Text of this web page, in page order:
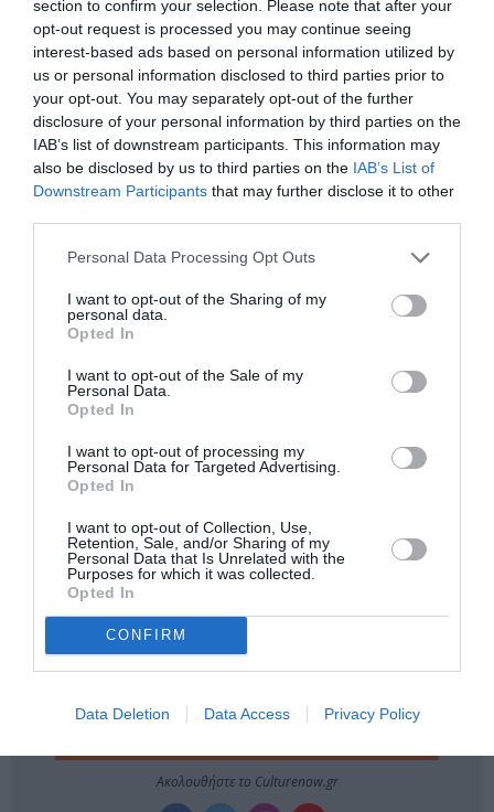
section to confirm your selection. Please note that after your
opt-out request is processed you may continue seeing
interest-based ads based on personal information utilized by
us or personal information disclosed to third parties prior to
your opt-out. You may separately opt-out of the further
disclosure of your personal information by third parties on the
IAB’s list of downstream participants. This information may
also be disclosed by us to third parties on the IAB’s List of
Downstream Participants that may further disclose it to other
Personal Data Processing Opt Outs
I want to opt-out of the Sharing of my
personal data.
Opted In
I want to opt-out of the Sale of my
Personal Data.
Opted In
I want to opt-out of processing my
Personal Data for Targeted Advertising.
Opted In
I want to opt-out of Collection, Use,
Retention, Sale, and/or Sharing of my
Personal Data that Is Unrelated with the
Purposes for which it was collected.
Opted In
CONFIRM
Data Deletion Data Access Privacy Policy
Πληροφορίες / Κρατήσεις:
aefestival.gr
Ακολουθήστε το Culturenow.gr στοGoogle Newsκαι
μάθετε πρώτοι όλες τις ειδήσεις
Δείτε όλα τατελευταία νέαγια την Τέχνη και τον
Πολιτισμό στοCulturenow.gr
❯
Tags
ΓΙΟΛΑΝΤΑ ΜΑΡΚΟΠΟΥΛΟΥ
ΔΗΜΗΤΡΗΣ ΠΑΣΣΑΣ
ΔΡΑΜΑΤΟΠΟΙΗΜΕΝΗ ΛΟΓΟΤΕΧΝΙΑ
ΘΕΑΤΡΙΚΕΣ ΠΕΡΙΟΔΕΙΕΣ – ΠΑΡΑΣΤΑΣΕΙΣ ΚΑΛΟΚΑΙΡΙ 2021
ΚΟΙΝΩΝΙΚΗ ΕΥΘΥΝΗ
ΣΟΦΙΑ ΜΑΡΑΘΑΚΗ
Newsletter
Κάθε βδομάδα στο e-mail σας τα τελευταία νέα για
την Τέχνη και τον Πολιτισμό!
Ακολουθήστε το Culturenow.gr